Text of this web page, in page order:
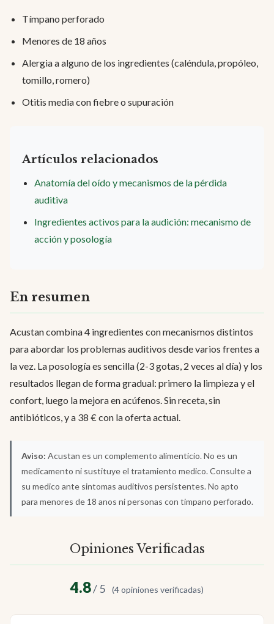
Tímpano perforado
Menores de 18 años
Alergia a alguno de los ingredientes (caléndula, propóleo,
tomillo, romero)
Otitis media con fiebre o supuración
Artículos relacionados
Anatomía del oído y mecanismos de la pérdida
auditiva
Ingredientes activos para la audición: mecanismo de
acción y posología
En resumen
Acustan combina 4 ingredientes con mecanismos distintos
para abordar los problemas auditivos desde varios frentes a
la vez. La posología es sencilla (2-3 gotas, 2 veces al día) y los
resultados llegan de forma gradual: primero la limpieza y el
confort, luego la mejora en acúfenos. Sin receta, sin
antibióticos, y a 38 € con la oferta actual.
Aviso: Acustan es un complemento alimenticio. No es un
medicamento ni sustituye el tratamiento medico. Consulte a
su medico ante sintomas auditivos persistentes. No apto
para menores de 18 anos ni personas con timpano perforado.
Opiniones Verificadas
4.8/ 5 (4 opiniones verificadas)